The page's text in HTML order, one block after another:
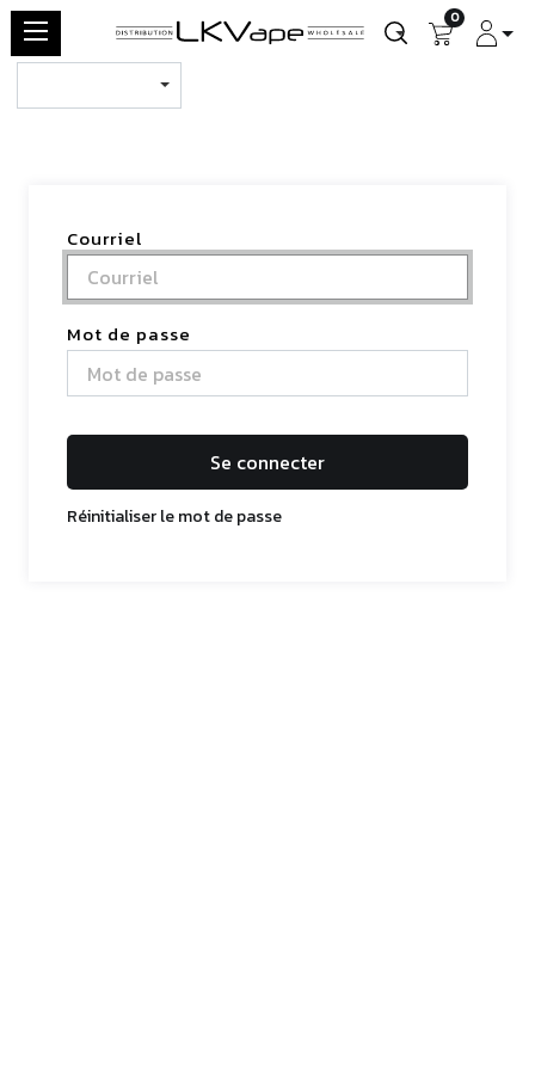
0
Courriel
Mot de passe
Se connecter
Réinitialiser le mot de passe